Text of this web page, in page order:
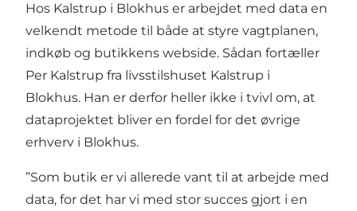
Hos Kalstrup i Blokhus er arbejdet med data en
velkendt metode til både at styre vagtplanen,
indkøb og butikkens webside. Sådan fortæller
Per Kalstrup fra livsstilshuset Kalstrup i
Blokhus. Han er derfor heller ikke i tvivl om, at
dataprojektet bliver en fordel for det øvrige
erhverv i Blokhus.
”Som butik er vi allerede vant til at arbejde med
data, for det har vi med stor succes gjort i en